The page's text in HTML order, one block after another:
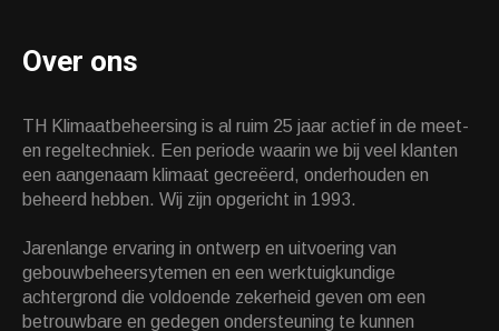
Over ons
TH Klimaatbeheersing is al ruim 25 jaar actief in de meet-
en regeltechniek. Een periode waarin we bij veel klanten
een aangenaam klimaat gecreëerd, onderhouden en
beheerd hebben. Wij zijn opgericht in 1993.
Jarenlange ervaring in ontwerp en uitvoering van
gebouwbeheersytemen en een werktuigkundige
achtergrond die voldoende zekerheid geven om een
betrouwbare en gedegen ondersteuning te kunnen